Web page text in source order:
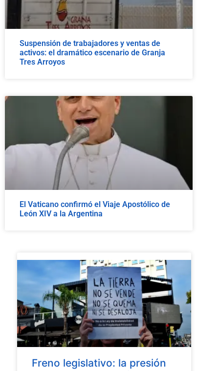
Suspensión de trabajadores y ventas de
activos: el dramático escenario de Granja
Tres Arroyos
El Vaticano confirmó el Viaje Apostólico de
León XIV a la Argentina
Freno legislativo: la presión